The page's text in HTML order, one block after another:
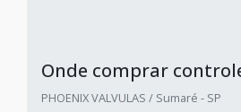
Onde comprar
PHOENIX VALVULAS / Sumaré - SP